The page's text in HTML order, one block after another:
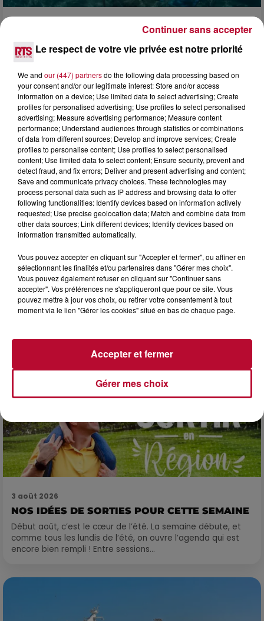
HÉRAULT, PYRÉNÉES-ORIENTALES : TROIS
SPOTS DE SNORKELING À EXPLORER...
complexes pour observer la vie sous-marine. Cet été, un
masque, un tuba et une paire de palmes...
3 août 2026
SOIRÉE DJ PLAYA
3 août 2026
NOS IDÉES DE SORTIES POUR CETTE SEMAINE
Début août, c’est le cœur de l’été. La semaine débute, et
comme tous les lundis de l’été, on ouvre l’agenda qui est
encore bien rempli ! Entre sessions...
Le respect de votre vie privée est notre priorité
We and our (447) partnersdo the following data processing based on
your consent and/or our legitimate interest: Store and/or access
information on a device; Use limited data to select advertising; Create
profiles for personalised advertising; Use profiles to select personalised
advertising; Measure advertising performance; Measure content
performance; Understand audiences through statistics or combinations
of data from different sources; Develop and improve services; Create
profiles to personalise content; Use profiles to select personalised
content; Use limited data to select content; Ensure security, prevent and
detect fraud, and fix errors; Deliver and present advertising and content;
Save and communicate privacy choices. These technologies may
process personal data such as IP address and browsing data to offer
following functionalities: Identify devices based on information actively
requested; Use precise geolocation data; Match and combine data from
other data sources; Link different devices; Identify devices based on
information transmitted automatically.
Vous pouvez accepter en cliquant sur "Accepter et fermer", ou affiner en
sélectionnant les finalités et/ou partenaires dans "Gérer mes choix".
Vous pouvez également refuser en cliquant sur "Continuer sans
accepter". Vos préférences ne s'appliqueront que pour ce site. Vous
pouvez mettre à jour vos choix, ou retirer votre consentement à tout
moment via le lien "Gérer les cookies" situé en bas de chaque page.
Gérer mes choix
Accepter et fermer
Continuer sans accepter